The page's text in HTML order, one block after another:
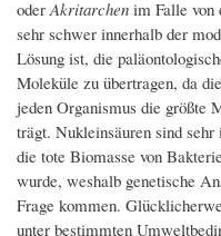
oder Akritarchen im Falle von
sehr schwer innerhalb der
Lösung ist, die
Moleküle zu übertragen, da
jeden Organismus die größte
trägt. Nukleinsäuren sind
die tote Biomasse von
wurde, weshalb genetische
Frage kommen.
unter bestimmten